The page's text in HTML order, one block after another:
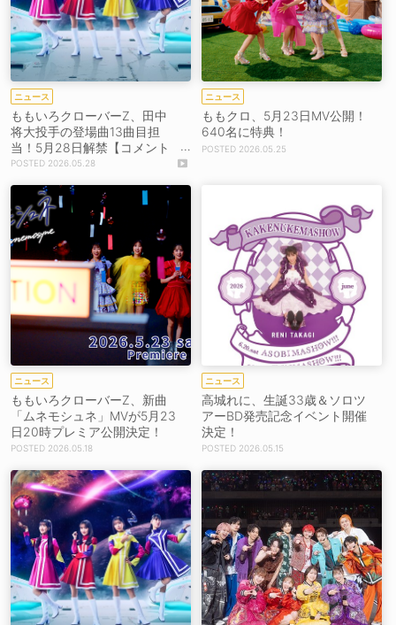
ニュース
ももいろクローバーZ、田中
将大投手の登場曲13曲目担
当！5月28日解禁【コメント
あり】 2026.05.28
ニュース
ももクロ、5月23日MV公開！
640名に特典！
2026.05.25
ニュース
ももいろクローバーZ、新曲
「ムネモシュネ」MVが5月23
日20時プレミア公開決定！
2026.05.18
ニュース
高城れに、生誕33歳＆ソロツ
アーBD発売記念イベント開催
決定！
2026.05.15